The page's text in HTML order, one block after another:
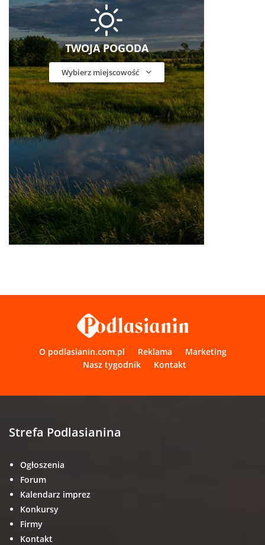
TWOJA POGODA
Wybierz miejscowość
O podlasianin.com.pl Reklama
Marketing
Nasz tygodnik
Kontakt
Strefa Podlasianina
Ogłoszenia
Forum
Kalendarz imprez
Konkursy
Firmy
Kontakt